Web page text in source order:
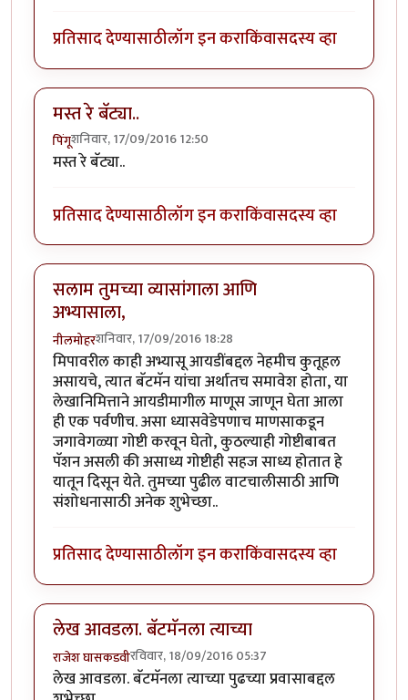
प्रतिसाद देण्यासाठीलॉग इन कराकिंवासदस्य व्हा
मस्त रे बॅट्या..
पिंगूशनिवार, 17/09/2016 12:50
मस्त रे बॅट्या..
प्रतिसाद देण्यासाठीलॉग इन कराकिंवासदस्य व्हा
सलाम तुमच्या व्यासांगाला आणि
अभ्यासाला,
नीलमोहरशनिवार, 17/09/2016 18:28
मिपावरील काही अभ्यासू आयडींबद्दल नेहमीच कुतूहल
असायचे, त्यात बॅटमॅन यांचा अर्थातच समावेश होता, या
लेखानिमित्ताने आयडीमागील माणूस जाणून घेता आला
ही एक पर्वणीच. असा ध्यासवेडेपणाच माणसाकडून
जगावेगळ्या गोष्टी करवून घेतो, कुठल्याही गोष्टीबाबत
पॅशन असली की असाध्य गोष्टीही सहज साध्य होतात हे
यातून दिसून येते. तुमच्या पुढील वाटचालीसाठी आणि
संशोधनासाठी अनेक शुभेच्छा..
प्रतिसाद देण्यासाठीलॉग इन कराकिंवासदस्य व्हा
लेख आवडला. बॅटमॅनला त्याच्या
राजेश घासकडवीरविवार, 18/09/2016 05:37
लेख आवडला. बॅटमॅनला त्याच्या पुढच्या प्रवासाबद्दल